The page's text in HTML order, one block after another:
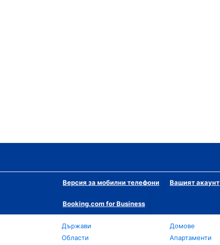
Версия за мобилни телефони Вашият акаунт
Booking.com for Business
Държави
Области
Домове
Апартаменти